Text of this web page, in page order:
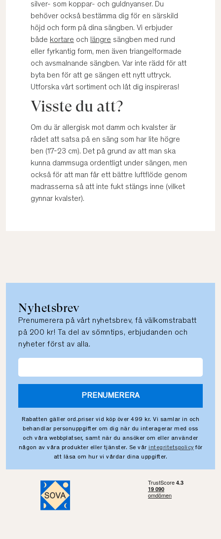
silver- som koppar- och guldnyanser. Du
behöver också bestämma dig för en särskild
höjd och form på dina sängben. Vi erbjuder
både kortare och längre sängben med rund
eller fyrkantig form, men även triangelformade
och avsmalnande sängben. Var inte rädd för att
byta ben för att ge sängen ett nytt uttryck.
Utforska vårt sortiment och låt dig inspireras!
Visste du att?
Om du är allergisk mot damm och kvalster är
rådet att satsa på en säng som har lite högre
ben (17-23 cm). Det på grund av att man ska
kunna dammsuga ordentligt under sängen, men
också för att man får ett bättre luftflöde genom
madrasserna så att inte fukt stängs inne (vilket
gynnar kvalster).
Nyhetsbrev
Prenumerera på vårt nyhetsbrev, få välkomstrabatt
på 200 kr! Ta del av sömntips, erbjudanden och
nyheter först av alla.
PRENUMERERA
Rabatten gäller ord.priser vid köp över 499 kr. Vi samlar in och
behandlar personuppgifter om dig när du interagerar med oss
och våra webbplatser, samt när du ansöker om eller använder
någon av våra produkter eller tjänster. Se vår integritetspolicy för
att läsa om hur vi vårdar dina uppgifter.